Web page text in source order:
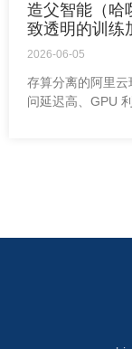
造父智能（哈
致透明的训练
2026-06-05
存算分离的阿里
问延迟高、GPU